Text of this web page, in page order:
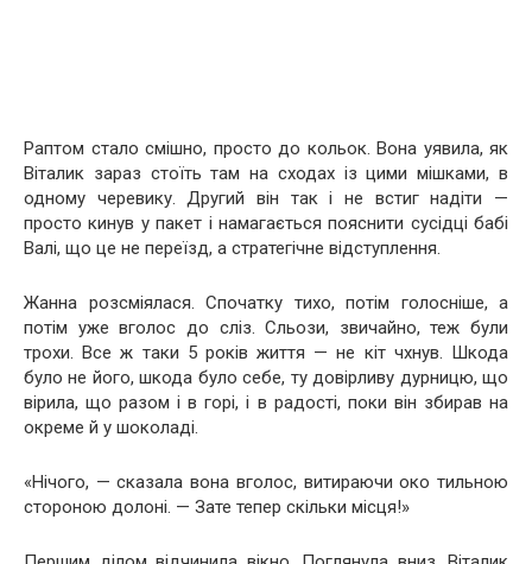
Раптом стало смішно, просто до кольок. Вона уявила, як
Віталик зараз стоїть там на сходах із цими мішками, в
одному черевику. Другий він так і не встиг надіти —
просто кинув у пакет і намагається пояснити сусідці бабі
Валі, що це не переїзд, а стратегічне відступлення.
Жанна розсміялася. Спочатку тихо, потім голосніше, а
потім уже вголос до сліз. Сльози, звичайно, теж були
трохи. Все ж таки 5 років життя — не кіт чхнув. Шкода
було не його, шкода було себе, ту довірливу дурницю, що
вірила, що разом і в горі, і в радості, поки він збирав на
окреме й у шоколаді.
«Нічого, — сказала вона вголос, витираючи око тильною
стороною долоні. — Зате тепер скільки місця!»